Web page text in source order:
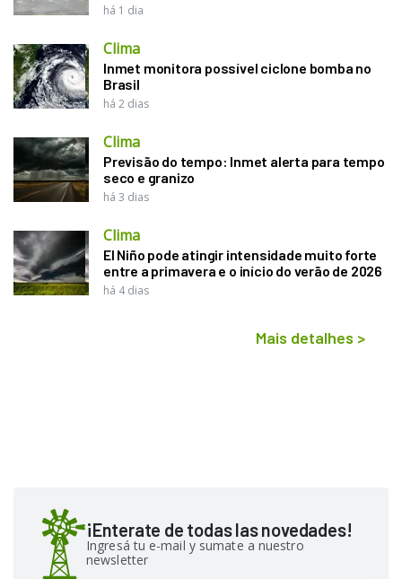
há 1 dia
Clima
Inmet monitora possível ciclone bomba no
Brasil
há 2 dias
Clima
Previsão do tempo: Inmet alerta para tempo
seco e granizo
há 3 dias
Clima
El Niño pode atingir intensidade muito forte
entre a primavera e o início do verão de 2026
há 4 dias
Mais detalhes >
¡Enterate de todas las novedades!
Ingresá tu e-mail y sumate a nuestro
newsletter